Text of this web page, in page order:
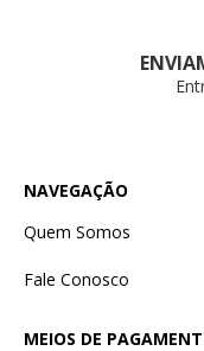
NAVEGAÇÃO
Quem Somos
Fale Conosco
MEIOS DE